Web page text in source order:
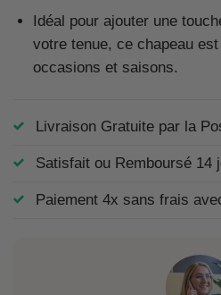
Idéal pour ajouter une
votre tenue, ce chapeau
occasions et saisons.
Livraison Gratuite par la
Satisfait ou Remboursé 14
Paiement 4x sans frais